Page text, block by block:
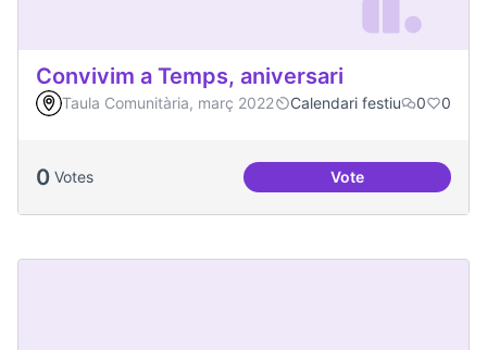
Convivim a Temps, aniversari
Taula Comunitària, març 2022 Calendari festiu 0 0
0 Votes VoteConvivim a